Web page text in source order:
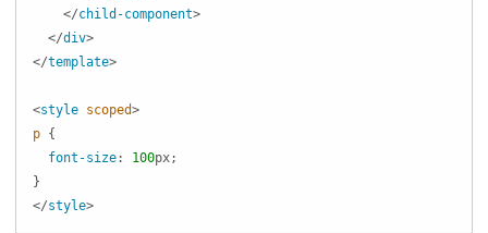
</child-component>
</div>
</template>
<style scoped>
p {
font-size: 100px;
}
</style>